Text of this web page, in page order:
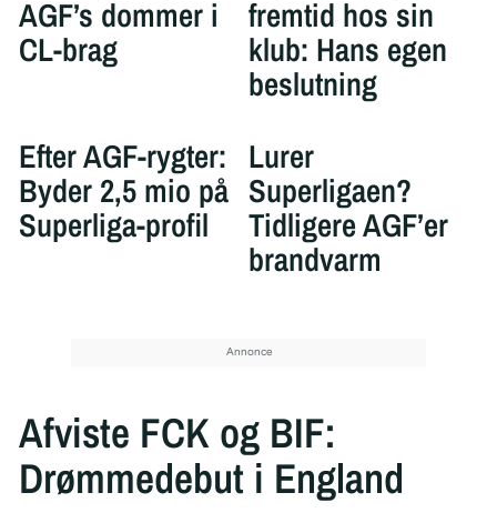
AGF’s dommer i
CL-brag
fremtid hos sin
klub: Hans egen
beslutning
Efter AGF-rygter:
Byder 2,5 mio på
Superliga-profil
Lurer
Superligaen?
Tidligere AGF’er
brandvarm
Afviste FCK og BIF:
Drømmedebut i England